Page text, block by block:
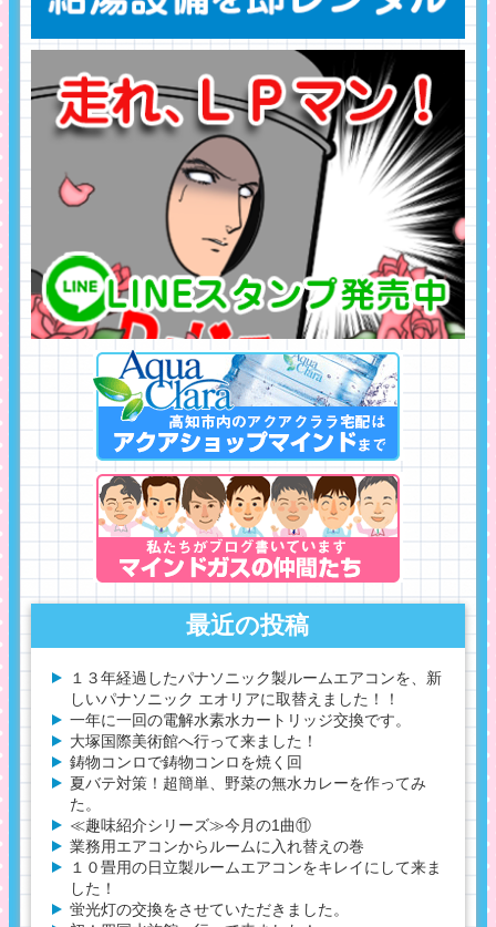
最近の投稿
１３年経過したパナソニック製ルームエアコンを、新
しいパナソニック エオリアに取替えました！！
一年に一回の電解水素水カートリッジ交換です。
大塚国際美術館へ行って来ました！
鋳物コンロで鋳物コンロを焼く回
夏バテ対策！超簡単、野菜の無水カレーを作ってみ
た。
≪趣味紹介シリーズ≫今月の1曲⑪
業務用エアコンからルームに入れ替えの巻
１０畳用の日立製ルームエアコンをキレイにして来ま
した！
蛍光灯の交換をさせていただきました。